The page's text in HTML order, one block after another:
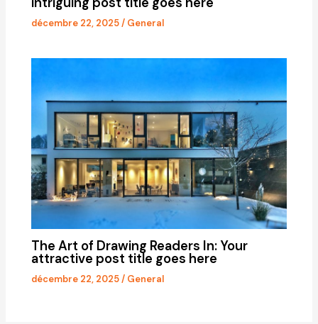
décembre 22, 2025/ General
The Art of Drawing Readers In: Your
attractive post title goes here
décembre 22, 2025/ General